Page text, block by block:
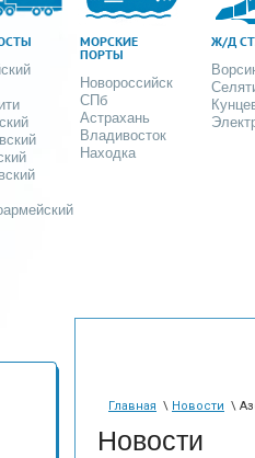
МОРСКИЕ
ПОРТЫ
Новороссийск
СПб
Астрахань
Владивосток
Находка
Ж/Д
Главная \ Новости \
Новости